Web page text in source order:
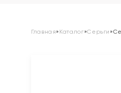
Главная» Каталог»Серьги »